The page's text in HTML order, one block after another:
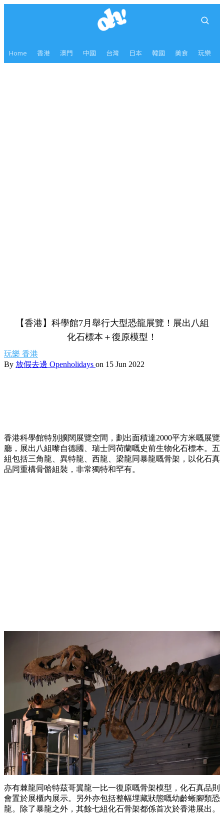
Home 香港 澳門 中國 台灣 日本 韓國 美食 玩樂
【香港】科學館7月舉行大型恐龍展覽！展出八組
化石標本＋復原模型！
玩樂 香港
By 放假去邊 Openholidays on 15 Jun 2022
香港科學館特別擴闊展覽空間，劃出面積達2000平方米嘅展覽
廳，展出八組嚟自德國、瑞士同荷蘭嘅史前生物化石標本。五
組包括三角龍、異特龍、西龍、梁龍同暴龍嘅骨架，以化石真
品同重構骨骼組裝，非常獨特和罕有。
亦有棘龍同哈特茲哥翼龍一比一復原嘅骨架模型，化石真品則
會置於展櫃內展示。另外亦包括整幅埋藏狀態嘅幼齡蜥腳類恐
龍。除了暴龍之外，其餘七組化石骨架都係首次於香港展出。